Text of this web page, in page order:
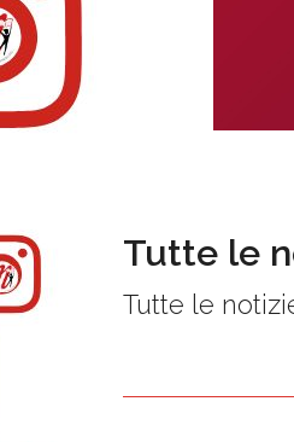
Tutte le
Tutte le